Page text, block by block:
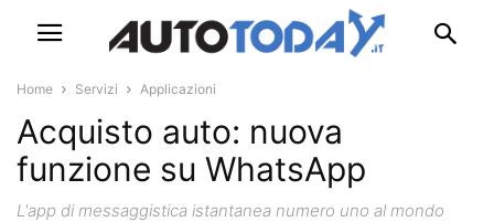
Home Servizi Applicazioni
Acquisto auto: nuova
funzione su WhatsApp
L'app di messaggistica istantanea numero uno al mondo